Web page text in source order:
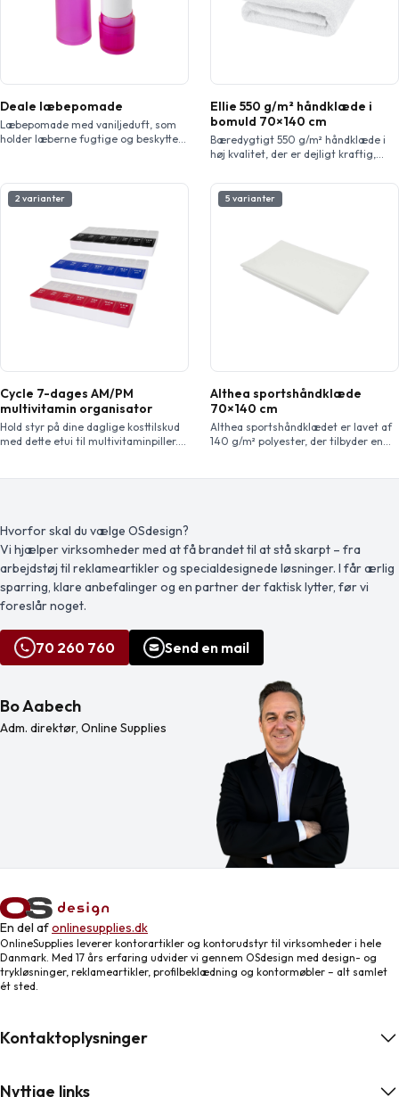
Deale læbepomade
Læbepomade med vaniljeduft, som
holder læberne fugtige og beskytter
Ellie 550 g/m² håndklæde i
bomuld 70×140 cm
Bæredygtigt 550 g/m² håndklæde i
høj kvalitet, der er dejligt kraftig,
huden. Denne vare er certificeret
STANDARD 100 af OEKO-TEX®. Det
garanterer, at tekstilproduktet er
processer under miljøvenlige og
socialt ansvarlige arbejdsvilkår og er
uden skadelige kemikalier eller
syntetiske materialer. Findes i flere
flotte farver til at […]
2 varianter
Cycle 7-dages AM/PM
multivitamin organisator
Hold styr på dine daglige kosttilskud
med dette etui til multivitaminpiller.
hverdagsbrug, hvilket gør den nem
at bære og opbevare dine vitaminer.
5 varianter
Althea sportshåndklæde
70×140 cm
Althea sportshåndklædet er lavet af
140 g/m² polyester, der tilbyder en
alsidighed, perfekt til forskellige
fitnessrutiner og udendørs eventyr.
Hvorfor skal du vælge OSdesign?
Vi hjælper virksomheder med at få brandet til at stå skarpt – fra
arbejdstøj til reklameartikler og specialdesignede løsninger. I får ærlig
sparring, klare anbefalinger og en partner der faktisk lytter, før vi
foreslår noget.
70 260 760 Send en mail
Bo Aabech
Adm. direktør, Online Supplies
En del afonlinesupplies.dk
OnlineSupplies leverer kontorartikler og kontorudstyr til virksomheder i hele
Danmark. Med 17 års erfaring udvider vi gennem OSdesign med design- og
trykløsninger, reklameartikler, profilbeklædning og kontormøbler – alt samlet
ét sted.
Kontaktoplysninger
Nyttige links